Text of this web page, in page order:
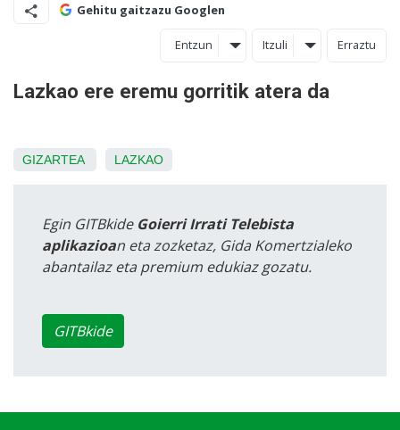
Gehitu gaitzazu Googlen
Entzun Itzuli Erraztu
Lazkao ere eremu gorritik atera da
GIZARTEA LAZKAO
Egin GITBkide Goierri Irrati Telebista
aplikazioan eta zozketaz, Gida Komertzialeko
abantailaz eta premium edukiaz gozatu.
GITBkide